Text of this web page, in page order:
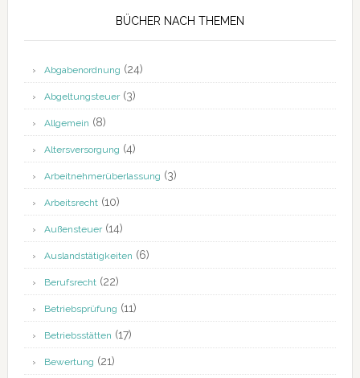
BÜCHER NACH THEMEN
Abgabenordnung (24)
Abgeltungsteuer(3)
Allgemein (8)
Altersversorgung (4)
Arbeitnehmerüberlassung (3)
Arbeitsrecht(10)
Außensteuer(14)
Auslandstätigkeiten (6)
Berufsrecht(22)
Betriebsprüfung (11)
Betriebsstätten (17)
Bewertung (21)